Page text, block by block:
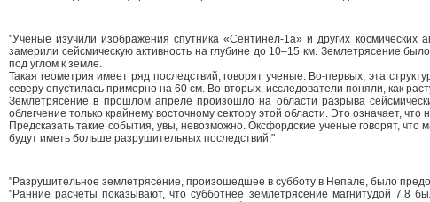
"Ученые изучили изображения спутника «Сентинел-1a» и других космических
замерили сейсмическую активность на глубине до 10–15 км. Землетрясение
под углом к земле.
Такая геометрия имеет ряд последствий, говорят ученые. Во-первых, эта
северу опустилась примерно на 60 см. Во-вторых, исследователи поняли, как
Землетрясение в прошлом апреле произошло на области разрыва
облегчение только крайнему восточному сектору этой области. Это означает,
Предсказать такие события, увы, невозможно. Оксфордские ученые говорят,
будут иметь больше разрушительных последствий."
"Разрушительное землетрясение, произошедшее в субботу в Непале, было
"Ранние расчеты показывают, что субботнее землетрясение магнитудой 7,8